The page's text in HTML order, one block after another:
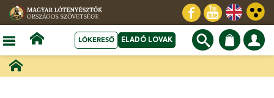
LÓKERESŐ ELADÓ LOVAK